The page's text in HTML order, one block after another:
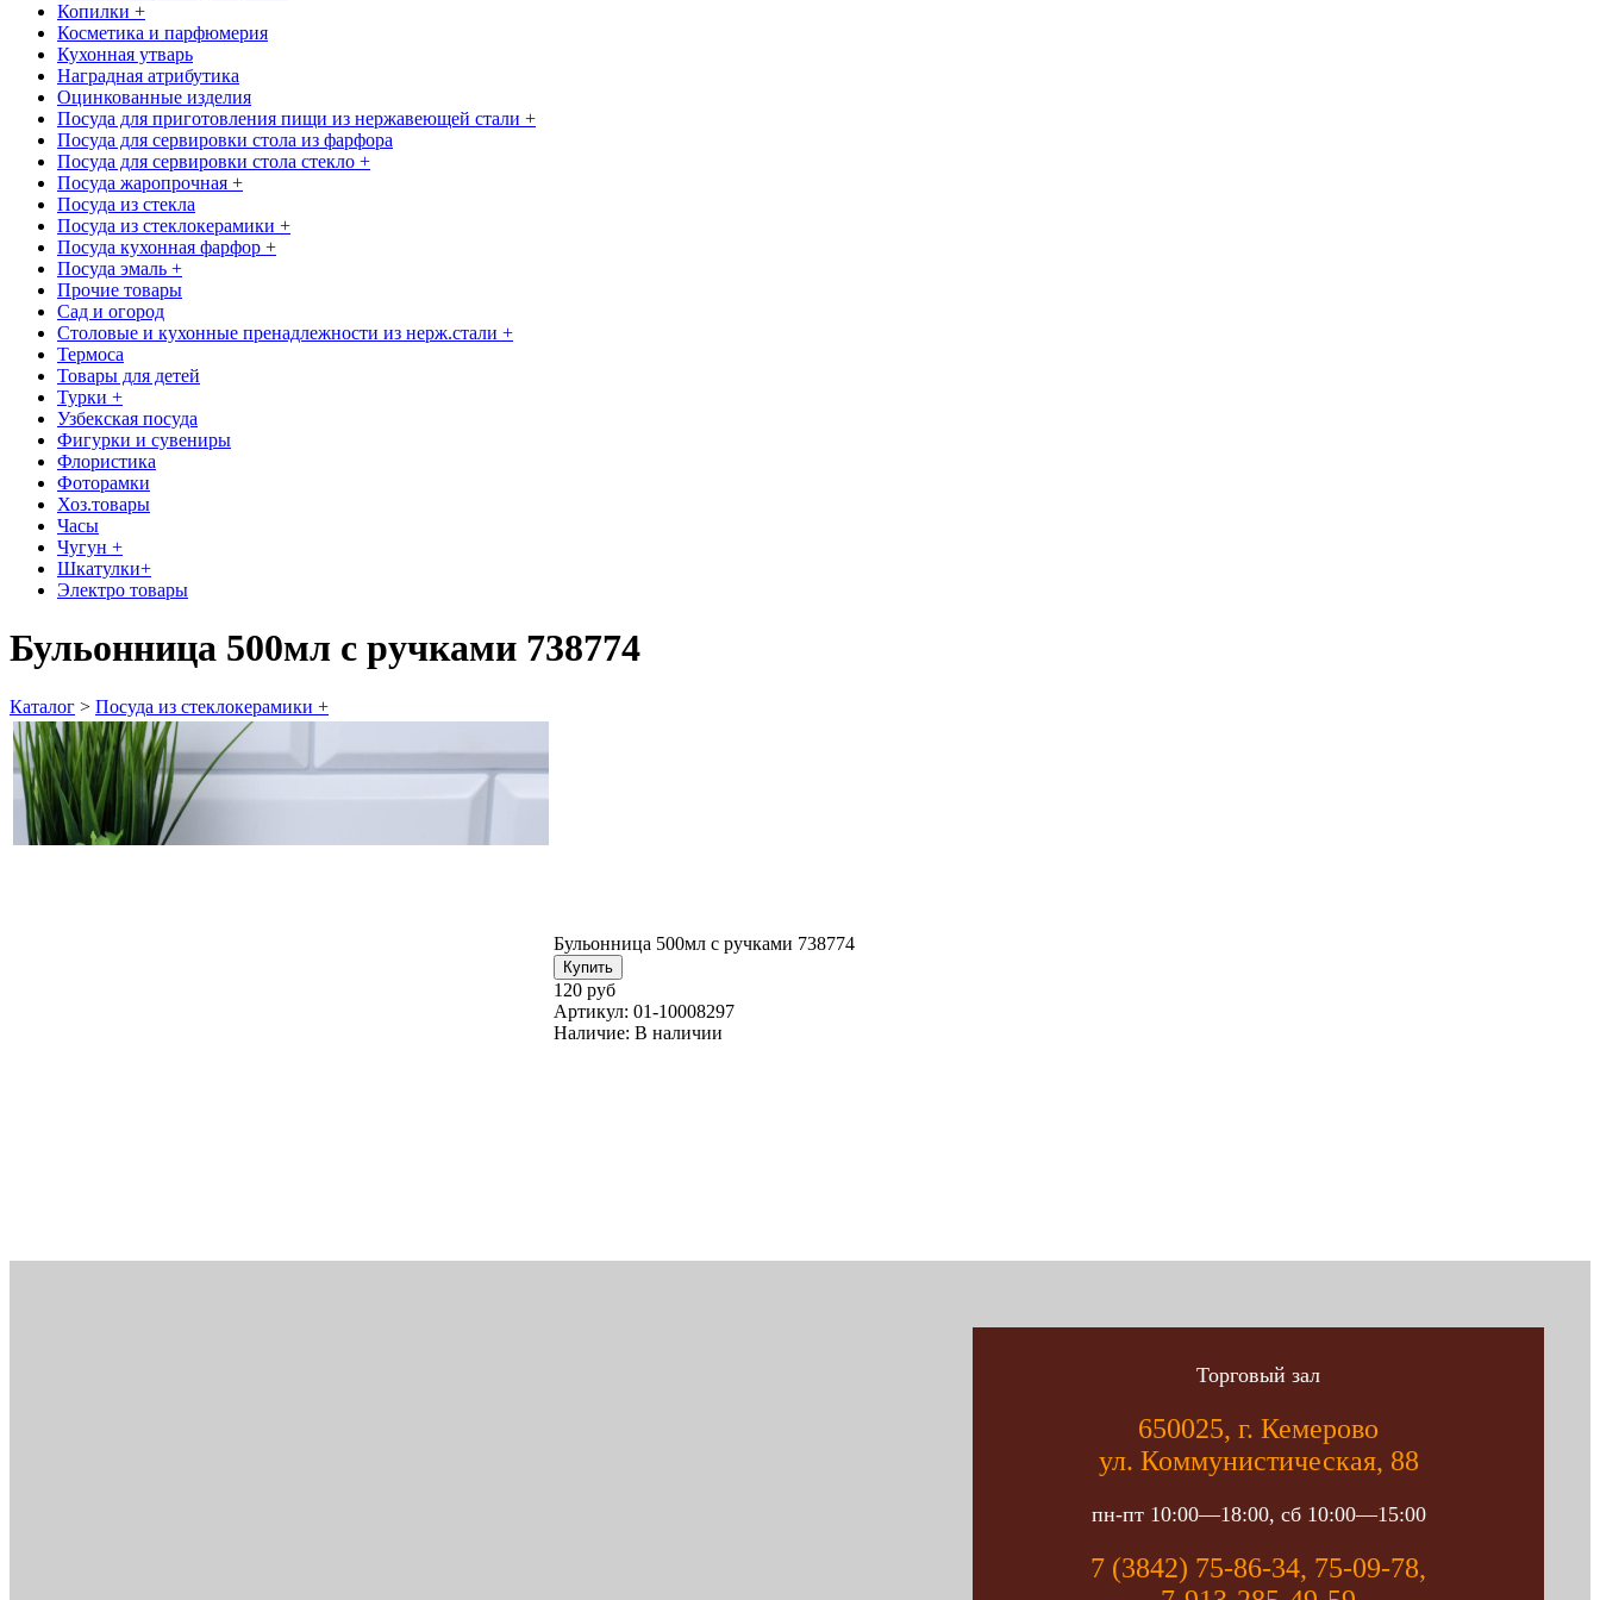
Копилки +
Косметика и парфюмерия
Кухонная утварь
Наградная атрибутика
Оцинкованные изделия
Посуда для приготовления пищи из нержавеющей стали +
Посуда для сервировки стола из фарфора
Посуда для сервировки стола стекло +
Посуда жаропрочная +
Посуда из стекла
Посуда из стеклокерамики +
Посуда кухонная фарфор +
Посуда эмаль +
Прочие товары
Сад и огород
Столовые и кухонные пренадлежности из нерж.стали +
Термоса
Товары для детей
Турки +
Узбекская посуда
Фигурки и сувениры
Флористика
Фоторамки
Хоз.товары
Часы
Чугун +
Шкатулки+
Электро товары
Бульонница 500мл с ручками 738774
Каталог > Посуда из стеклокерамики +
Бульонница 500мл с ручками 738774
120 руб
Артикул: 01-10008297
Наличие: В наличии
Торговый зал
650025, г. Кемерово
ул. Коммунистическая, 88
пн-пт 10:00—18:00, сб 10:00—15:00
7 (3842) 75-86-34, 75-09-78,